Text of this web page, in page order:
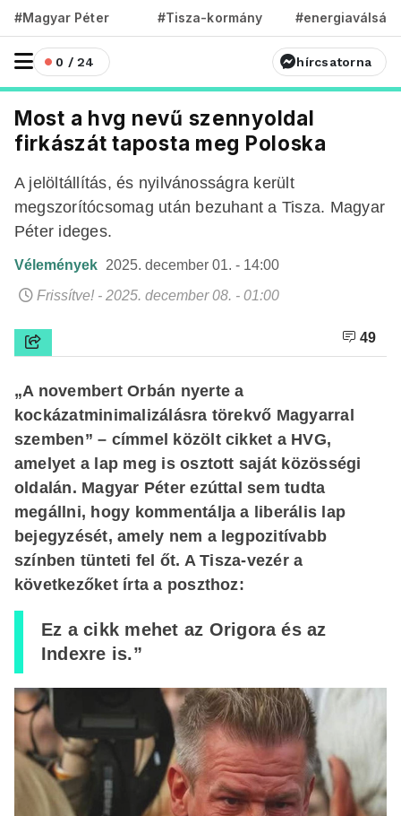
#Magyar Péter #Tisza-kormány #energiaválság
0 / 24 hírcsatorna
Most a hvg nevű szennyoldal
firkászát taposta meg Poloska
A jelöltállítás, és nyilvánosságra került
megszorítócsomag után bezuhant a Tisza. Magyar
Péter ideges.
Vélemények 2025. december 01. - 14:00
Frissítve! - 2025. december 08. - 01:00
49
„A novembert Orbán nyerte a
kockázatminimalizálásra törekvő Magyarral
szemben” – címmel közölt cikket a HVG,
amelyet a lap meg is osztott saját közösségi
oldalán. Magyar Péter ezúttal sem tudta
megállni, hogy kommentálja a liberális lap
bejegyzését, amely nem a legpozitívabb
színben tünteti fel őt. A Tisza-vezér a
következőket írta a poszthoz:
Ez a cikk mehet az Origora és az
Indexre is.”